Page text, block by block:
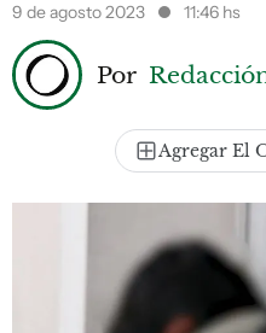
9 de agosto 2023
11:46 hs
Por
Agregar El